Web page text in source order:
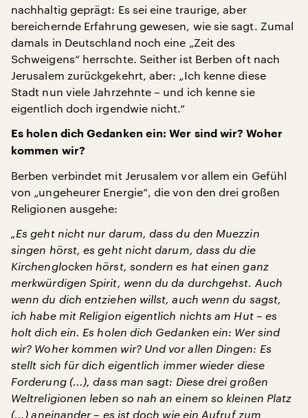
nachhaltig geprägt: Es sei eine traurige, aber
bereichernde Erfahrung gewesen, wie sie sagt. Zumal
damals in Deutschland noch eine „Zeit des
Schweigens“ herrschte. Seither ist Berben oft nach
Jerusalem zurückgekehrt, aber: „Ich kenne diese
Stadt nun viele Jahrzehnte – und ich kenne sie
eigentlich doch irgendwie nicht.“
Es holen dich Gedanken ein: Wer sind wir? Woher
kommen wir?
Berben verbindet mit Jerusalem vor allem ein Gefühl
von „ungeheurer Energie“, die von den drei großen
Religionen ausgehe:
„Es geht nicht nur darum, dass du den Muezzin
singen hörst, es geht nicht darum, dass du die
Kirchenglocken hörst, sondern es hat einen ganz
merkwürdigen Spirit, wenn du da durchgehst. Auch
wenn du dich entziehen willst, auch wenn du sagst,
ich habe mit Religion eigentlich nichts am Hut – es
holt dich ein. Es holen dich Gedanken ein: Wer sind
wir? Woher kommen wir? Und vor allen Dingen: Es
stellt sich für dich eigentlich immer wieder diese
Forderung (...), dass man sagt: Diese drei großen
Weltreligionen leben so nah an einem so kleinen Platz
(...) aneinander – es ist doch wie ein Aufruf zum